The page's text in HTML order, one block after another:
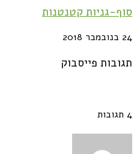
סוף-גניות קטנטנות
24 בנובמבר 2018
תגובות פייסבוק
4 תגובות